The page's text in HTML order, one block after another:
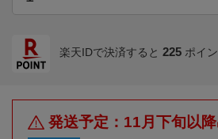
楽天IDで決済すると 225 ポイ
発送予定：11月下旬以